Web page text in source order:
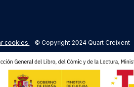
cookies © Copyright 2024 Quart Creixent